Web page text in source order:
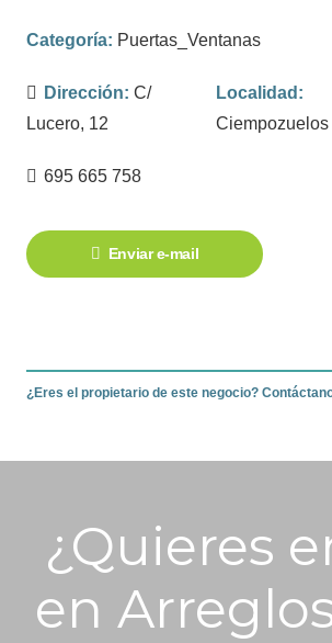
Categoría: Puertas_Ventanas
Dirección:C/
Lucero, 12
Localidad:
Ciempozuelos
695 665 758
Enviar e-mail
¿Eres el propietario de este negocio?
¿Quieres
en